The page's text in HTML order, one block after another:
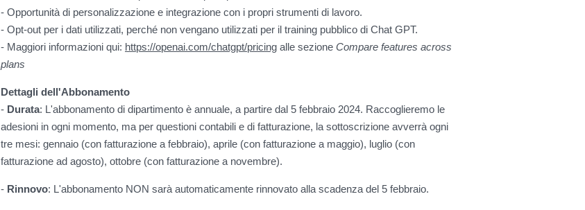
- Opportunità di personalizzazione e integrazione con i propri strumenti di lavoro.
- Opt-out per i dati utilizzati, perché non vengano utilizzati per il training pubblico di Chat GPT.
- Maggiori informazioni qui: https://openai.com/chatgpt/pricing alle sezione Compare features across
plans
Dettagli dell'Abbonamento
- Durata: L'abbonamento di dipartimento è annuale, a partire dal 5 febbraio 2024. Raccoglieremo le
adesioni in ogni momento, ma per questioni contabili e di fatturazione, la sottoscrizione avverrà ogni
tre mesi: gennaio (con fatturazione a febbraio), aprile (con fatturazione a maggio), luglio (con
fatturazione ad agosto), ottobre (con fatturazione a novembre).
- Rinnovo: L'abbonamento NON sarà automaticamente rinnovato alla scadenza del 5 febbraio.